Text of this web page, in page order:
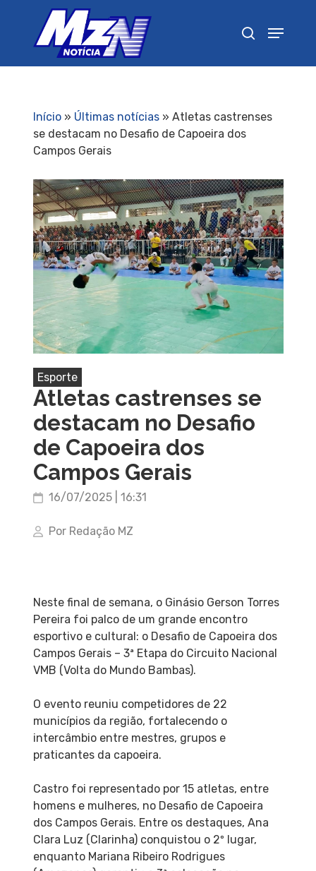
Início» Últimas notícias» Atletas castrenses
se destacam no Desafio de Capoeira dos
Campos Gerais
Esporte
Atletas castrenses se
destacam no Desafio
de Capoeira dos
Campos Gerais
16/07/2025 | 16:31
Por Redação MZ
Neste final de semana, o Ginásio Gerson Torres
Pereira foi palco de um grande encontro
esportivo e cultural: o Desafio de Capoeira dos
Campos Gerais – 3ª Etapa do Circuito Nacional
VMB (Volta do Mundo Bambas).
O evento reuniu competidores de 22
municípios da região, fortalecendo o
intercâmbio entre mestres, grupos e
praticantes da capoeira.
Castro foi representado por 15 atletas, entre
homens e mulheres, no Desafio de Capoeira
dos Campos Gerais. Entre os destaques, Ana
Clara Luz (Clarinha) conquistou o 2º lugar,
enquanto Mariana Ribeiro Rodrigues